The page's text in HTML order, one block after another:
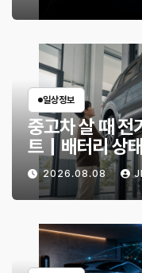
일상정보
중고차 살 때 전
트｜배터리 상
험 신호
2026.08.08